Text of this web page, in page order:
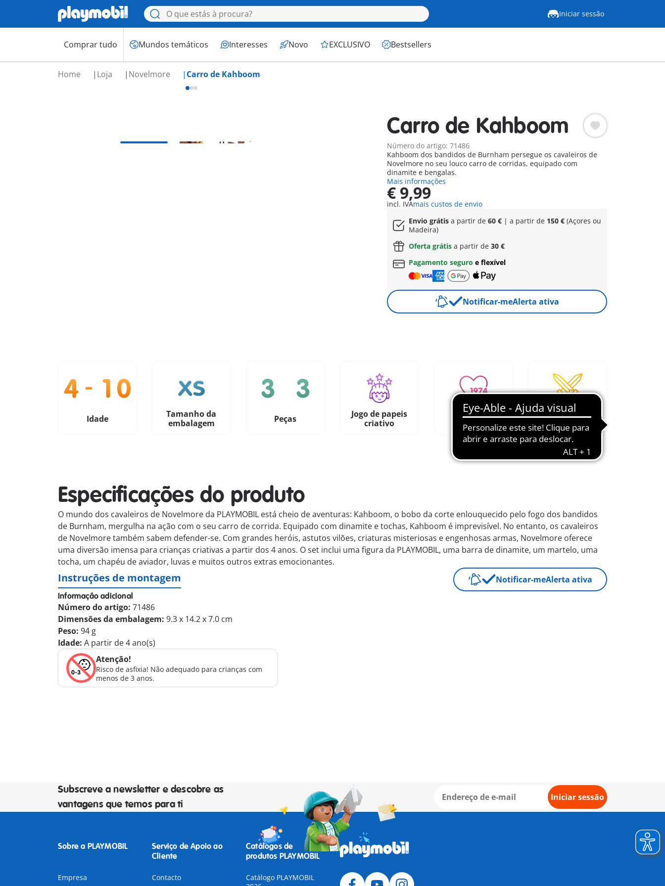
Iniciar sessão
Comprar tudo Mundos temáticos Interesses Novo EXCLUSIVO Bestsellers
Home Loja Novelmore Carro de Kahboom
Carro de Kahboom
Número do artigo: 71486
Kahboom dos bandidos de Burnham persegue os cavaleiros de
Novelmore no seu louco carro de corridas, equipado com
dinamite e bengalas.
Mais informações
€ 9,99
incl. IVAmais custos de envio
Envio grátisa partir de 60 €| a partir de 150 €(Açores ou
Madeira)
Oferta grátisa partir de 30 €
Pagamento seguro e flexível
Notificar-meAlerta ativa
Idade
Tamanho da
embalagem
Peças
Jogo de papeis
criativo
Desde 1974
Fomenta a
imaginação
Especificações do produto
O mundo dos cavaleiros de Novelmore da PLAYMOBIL está cheio de aventuras: Kahboom, o bobo da corte enlouquecido pelo fogo dos bandidos
de Burnham, mergulha na ação com o seu carro de corrida. Equipado com dinamite e tochas, Kahboom é imprevisível. No entanto, os cavaleiros
de Novelmore também sabem defender-se. Com grandes heróis, astutos vilões, criaturas misteriosas e engenhosas armas, Novelmore oferece
uma diversão imensa para crianças criativas a partir dos 4 anos. O set inclui uma figura da PLAYMOBIL, uma barra de dinamite, um martelo, uma
tocha, um chapéu de aviador, luvas e muitos outros extras emocionantes.
Notificar-meAlerta ativa
Instruções de montagem
Informação adicional
Número do artigo: 71486
Dimensões da embalagem: 9.3 x 14.2 x 7.0 cm
Peso: 94 g
Idade: A partir de 4 ano(s)
Atenção!
Risco de asfixia! Não adequado para crianças com
menos de 3 anos.
Subscreve a newsletter e descobre as
vantagens que temos para ti
Iniciar sessão
Sobre a PLAYMOBIL
Empresa
Serviço de Apoio ao
Cliente
Contacto
Catálogos de
produtos PLAYMOBIL
Catálogo PLAYMOBIL